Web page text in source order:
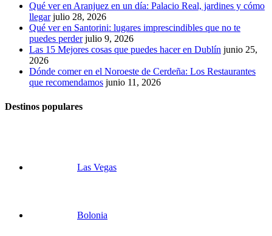
Qué ver en Aranjuez en un día: Palacio Real, jardines y cómo
llegar julio 28, 2026
Qué ver en Santorini: lugares imprescindibles que no te
puedes perder julio 9, 2026
Las 15 Mejores cosas que puedes hacer en Dublín junio 25,
2026
Dónde comer en el Noroeste de Cerdeña: Los Restaurantes
que recomendamos junio 11, 2026
Destinos populares
Las Vegas
Bolonia